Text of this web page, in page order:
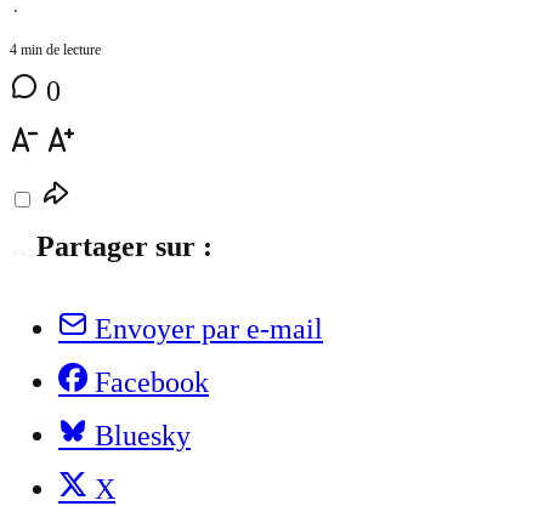
⋅
4 min de lecture
0
Partager sur :
Envoyer par e-mail
Facebook
Bluesky
X